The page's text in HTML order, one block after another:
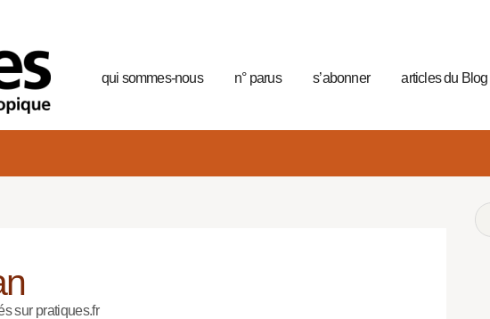
qui sommes-nous n° parus s’abonner articles du Blog
sur pratiques.fr